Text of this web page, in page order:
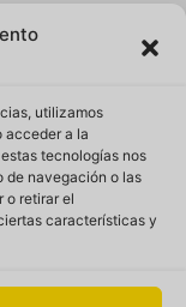
utilizamos
acceder a la
tecnologías nos
de navegación o las
o retirar el
características y
Vía 11, Camarma